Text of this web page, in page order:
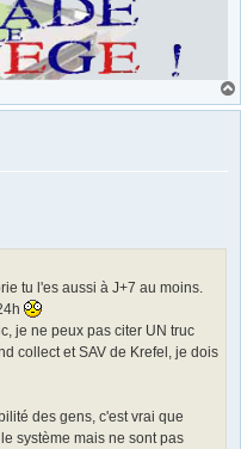
tu l'es aussi à J+7 au moins.
je ne peux pas citer UN truc
collect et SAV de Krefel, je dois
des gens, c'est vrai que
système mais ne sont pas